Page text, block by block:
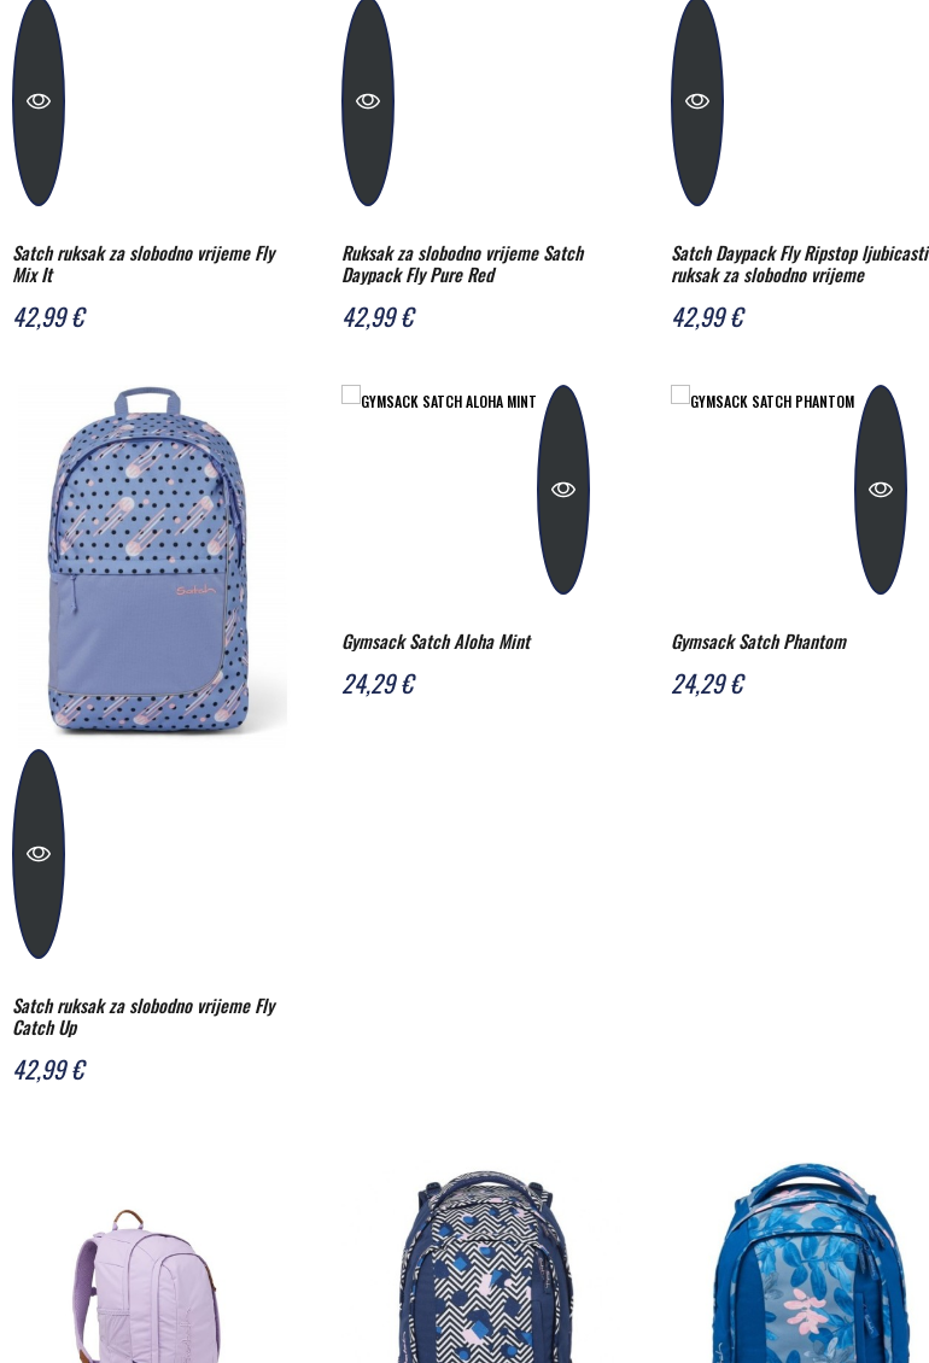
Satch ruksak za slobodno vrijeme Fly
Mix It
42,99 €
Ruksak za slobodno vrijeme Satch
Daypack Fly Pure Red
42,99 €
Satch Daypack Fly Ripstop ljubicasti
ruksak za slobodno vrijeme
42,99 €
Satch ruksak za slobodno vrijeme Fly
Catch Up
42,99 €
Gymsack Satch Aloha Mint
24,29 €
Gymsack Satch Phantom
24,29 €